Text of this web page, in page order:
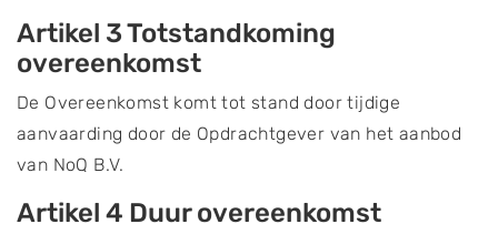
Artikel 3 Totstandkoming
overeenkomst
De Overeenkomst komt tot stand door tijdige
aanvaarding door de Opdrachtgever van het aanbod
van NoQ B.V.
Artikel 4 Duur overeenkomst